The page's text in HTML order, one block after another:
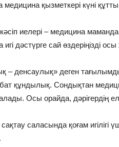
қызметкері күні
иелері – медицина
дәстүрге сай өздеріңізді
– денсаулық» деген
құндылық. Сондықтан
Осы орайда, дәрігердің
саласында қоғам игілігі